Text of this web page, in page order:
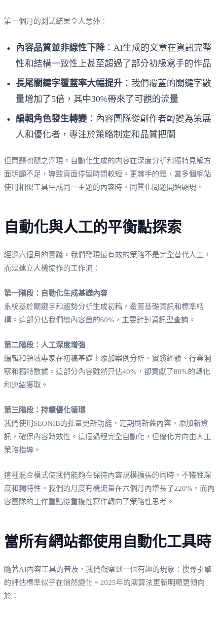
第一個月的測試結果令人意外：
內容品質並非線性下降：AI生成的文章在資訊完整
性和結構一致性上甚至超過了部分初級寫手的作品
長尾關鍵字覆蓋率大幅提升 ：我們覆蓋的關鍵字數
量增加了5倍，其中30%帶來了可觀的流量
編輯角色發生轉變 ：內容團隊從創作者轉變為策展
人和優化者，專注於策略制定和品質把關
但問題也隨之浮現。自動化生成的内容在深度分析和獨特見解方
面明顯不足，導致頁面停留時間較短。更棘手的是，當多個網站
使用相似工具生成同一主題的內容時，同質化問題開始顯現。
自動化與人工的平衡點探索
經過六個月的實踐，我們發現最有效的策略不是完全替代人工，
而是建立人機協作的工作流：
第一階段：自動化生成基礎內容
系統基於關鍵字和趨勢分析生成初稿，覆蓋基礎資訊和標準結
構。這部分佔我們總內容量的60%，主要針對資訊型查詢。
第二階段：人工深度增強
編輯和領域專家在初稿基礎上添加案例分析、實踐經驗、行業洞
察和獨特數據。這部分內容雖然只佔40%，卻貢獻了80%的轉化
和連結獲取。
第三階段：持續優化循環
我們使用SEONIB的批量更新功能，定期刷新舊內容，添加新資
訊，確保內容時效性。這個過程完全自動化，但優化方向由人工
策略指導。
這種混合模式使我們能夠在保持內容規模擴張的同時，不犧牲深
度和獨特性。我們的月度有機流量在六個月內增長了220%，而內
容團隊的工作重點從重複性寫作轉向了策略性思考。
當所有網站都使用自動化工具時
隨著AI內容工具的普及，我們觀察到一個有趣的現象：搜尋引擎
的評估標準似乎在悄然變化。2025年的演算法更新明顯更傾向
於：